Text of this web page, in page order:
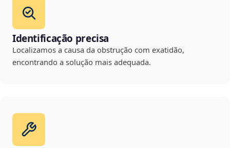
Identificação precisa
Localizamos a causa da obstrução com exatidão,
encontrando a solução mais adequada.